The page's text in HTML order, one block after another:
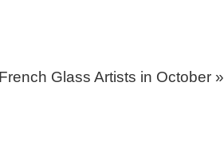
Glass Artists in October »